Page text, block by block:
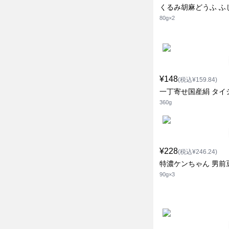
くるみ胡麻どうふ ふ
80g×2
¥148(税込¥159.84)
一丁寄せ国産絹 タイ
360g
¥228(税込¥246.24)
特濃ケンちゃん 男前
90g×3